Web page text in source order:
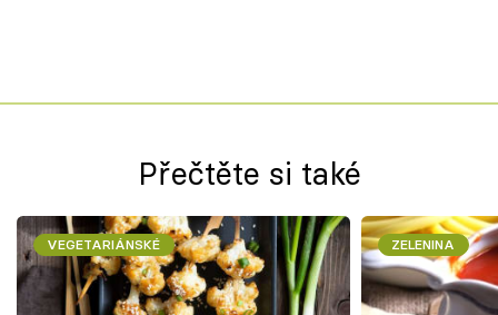
Přečtěte si také
VEGETARIÁNSKÉ ZELENINA